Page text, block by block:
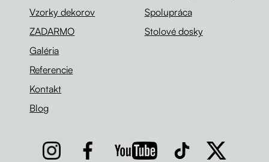
Vzorky dekorov
ZADARMO
Galéria
Referencie
Kontakt
Blog
Spolupráca
Stolové dosky